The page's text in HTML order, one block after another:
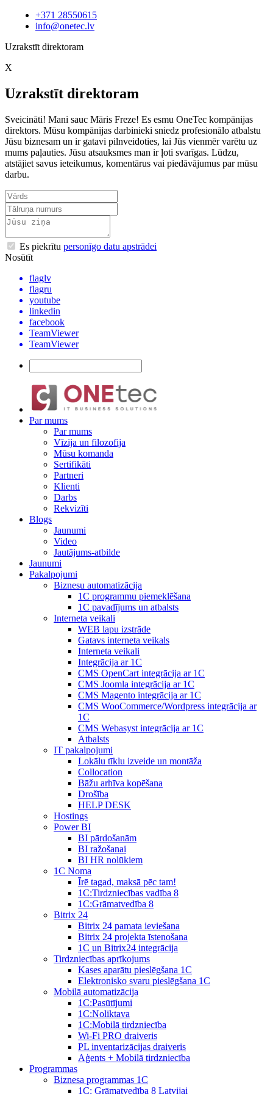
+371 28550615
info@onetec.lv
Uzrakstīt direktoram
X
Uzrakstīt direktoram
Sveicināti! Mani sauc Māris Freze! Es esmu OneTec kompānijas
direktors. Mūsu kompānijas darbinieki sniedz profesionālo atbalstu
Jūsu biznesam un ir gatavi pilnveidoties, lai Jūs vienmēr varētu uz
mums paļauties. Jūsu atsauksmes man ir ļoti svarīgas. Lūdzu,
atstājiet savus ieteikumus, komentārus vai piedāvājumus par mūsu
darbu.
Es piekrītu personīgo datu apstrādei
Nosūtīt
flaglv
flagru
youtube
linkedin
facebook
TeamViewer
TeamViewer
Par mums
Par mums
Vīzija un filozofija
Mūsu komanda
Sertifikāti
Partneri
Klienti
Darbs
Rekvizīti
Blogs
Jaunumi
Video
Jautājums-atbilde
Jaunumi
Pakalpojumi
Biznesu automatizācija
1С programmu piemeklēšana
1С pavadījums un atbalsts
Interneta veikali
WEB lapu izstrāde
Gatavs interneta veikals
Interneta veikali
Integrācija ar 1C
CMS OpenCart integrācija ar 1C
CMS Joomla integrācija ar 1C
CMS Magento integrācija ar 1C
CMS WooCommerce/Wordpress integrācija ar
1C
CMS Webasyst integrācija ar 1C
Atbalsts
IT pakalpojumi
Lokālu tīklu izveide un montāža
Collocation
Bāžu arhīva kopēšana
Drošība
HELP DESK
Hostings
Power BI
BI pārdošanām
BI ražošanai
BI HR nolūkiem
1C Noma
Īrē tagad, maksā pēc tam!
1С:Tirdzniecības vadība 8
1С:Grāmatvedība 8
Bitrix 24
Bitrix 24 pamata ieviešana
Bitrix 24 projekta īstenošana
1C un Bitrix24 integrācija
Tirdzniecības aprīkojums
Kases aparātu pieslēgšana 1C
Elektronisko svaru pieslēgšana 1C
Mobilā automatizācija
1С:Pasūtījumi
1С:Noliktava
1С:Mobilā tirdzniecība
Wi-Fi PRO draiveris
PL inventarizācijas draiveris
Aģents + Mobilā tirdzniecība
Programmas
Biznesa programmas 1C
1C: Grāmatvedība 8 Latvijai